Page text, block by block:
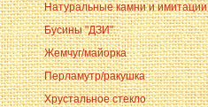
Натуральные камни и имитации
Бусины "ДЗИ"
Жемчуг/майорка
Перламутр/ракушка
Хрустальное стекло